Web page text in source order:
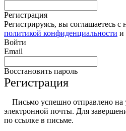
Регистрация
Регистрируясь, вы соглашаетесь
политикой конфиденциальности и
Войти
Email
Восстановить пароль
Регистрация
Письмо успешно отправлено на
электронной почты. Для
по ссылке в письме.